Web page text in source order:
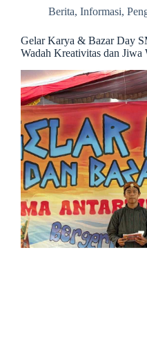
Berita, Informasi,
Gelar Karya & Bazar Day
Wadah Kreativitas dan Jiwa